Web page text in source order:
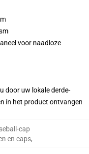
voor naadloze
door uw lokale derde-
in het product ontvangen
cap
en caps,